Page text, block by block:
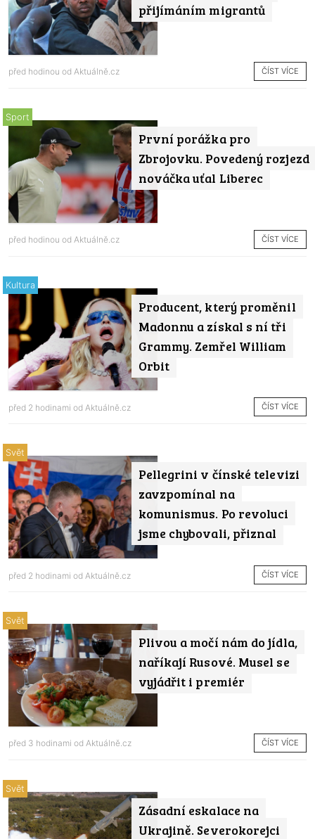
přijímáním migrantů
před hodinou od Aktuálně.cz ČÍST VÍCE
První porážka pro
Zbrojovku. Povedený rozjezd
nováčka uťal Liberec
Sport
před hodinou od Aktuálně.cz ČÍST VÍCE
Producent, který proměnil
Madonnu a získal s ní tři
Grammy. Zemřel William
Orbit
Kultura
před 2 hodinami od Aktuálně.cz ČÍST VÍCE
Pellegrini v čínské televizi
zavzpomínal na
komunismus. Po revoluci
jsme chybovali, přiznal
Svět
před 2 hodinami od Aktuálně.cz ČÍST VÍCE
Plivou a močí nám do jídla,
naříkají Rusové. Musel se
vyjádřit i premiér
Svět
před 3 hodinami od Aktuálně.cz ČÍST VÍCE
Zásadní eskalace na
Ukrajině. Severokorejci
Svět